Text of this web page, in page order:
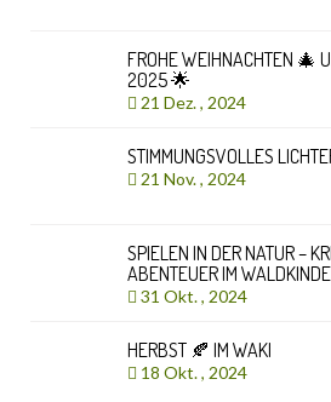
FROHE WEIHNACHTEN 🎄
2025 🌟
21 Dez. , 2024
STIMMUNGSVOLLES
21 Nov. , 2024
SPIELEN IN DER NATUR –
ABENTEUER IM
31 Okt. , 2024
HERBST 🍂 IM WAKI
18 Okt. , 2024